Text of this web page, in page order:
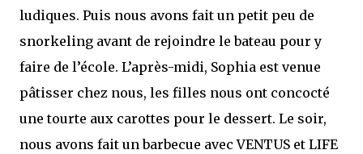
ludiques. Puis nous avons fait un petit peu de
snorkeling avant de rejoindre le bateau pour y
faire de l’école. L’après-midi, Sophia est venue
pâtisser chez nous, les filles nous ont concocté
une tourte aux carottes pour le dessert. Le soir,
nous avons fait un barbecue avec VENTUS et LIFE